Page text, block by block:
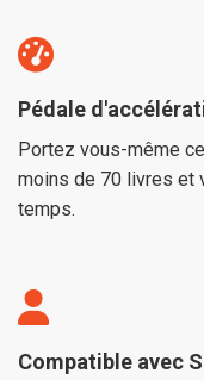
Pédale
Portez vous-même
moins de 70 livres et
temps.
Compatible avec